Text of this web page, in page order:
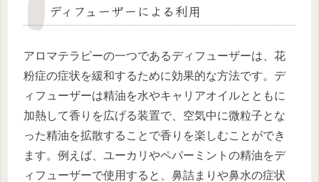
ディフューザーによる利用
アロマテラピーの一つであるディフューザーは、花
粉症の症状を緩和するために効果的な方法です。デ
ィフューザーは精油を水やキャリアオイルとともに
加熱して香りを広げる装置で、空気中に微粒子とな
った精油を拡散することで香りを楽しむことができ
ます。例えば、ユーカリやペパーミントの精油をデ
ィフューザーで使用すると、鼻詰まりや鼻水の症状